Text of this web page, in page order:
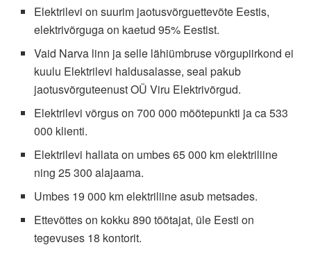
Elektrilevi on suurim jaotusvõrguettevõte Eestis,
elektrivõrguga on kaetud 95% Eestist.
Vaid Narva linn ja selle lähiümbruse võrgupiirkond ei
kuulu Elektrilevi haldusalasse, seal pakub
jaotusvõrguteenust OÜ Viru Elektrivõrgud.
Elektrilevi võrgus on 700 000 mõõtepunkti ja ca 533
000 klienti.
Elektrilevi hallata on umbes 65 000 km elektriliine
ning 25 300 alajaama.
Umbes 19 000 km elektriliine asub metsades.
Ettevõttes on kokku 890 töötajat, üle Eesti on
tegevuses 18 kontorit.